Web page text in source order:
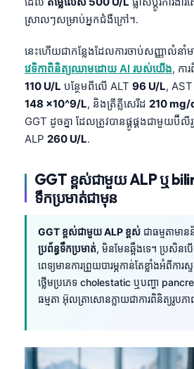
ស្រាលៗសម្រាប់អ្នកជំងឺក្រៅ។.
នេះហើយជាកន្លែងដែលការចាប់សញ្ញាលំន
វេទិកាពិនិត្យឈាមដោយ AI របស់យើង, កា
110 U/L បន្ថែមពីលើ ALT 96 U/L, AST
148 x10^9/L, និងត្រីគ្លីសេរីដ 210 mg/
GGT ដូចគ្នា ដែលត្រូវបានផ្គូផ្គងជាមួយប៊ីលី
ALP 260 U/L.
GGT ខ្ពស់ជាមួយ ALP ឬ
ទឹកប្រមាត់ជាមុន
GGT ខ្ពស់ជាមួយ ALP ខ្ពស់ ជាធម្មតាមា
ប្រព័ន្ធទឹកប្រមាត់, មិនមែនឆ្អឹងទេ។ ប្រសិនបើ
ពេទ្យមានការព្រួយបារម្ភកាន់តែខ្លាំងអំពីកា
ថ្លើមប្រភេទ cholestatic ឬបញ្ហា
ធម្មតា អ៊ុលត្រាសោនក្លាយជាការពិនិត្យរូបភ